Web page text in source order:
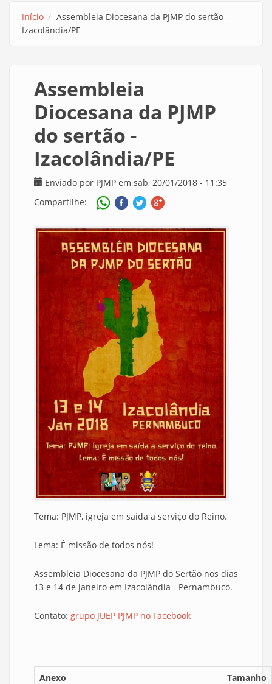
Início
Assembleia Diocesana da PJMP do sertão -
Izacolândia/PE
Assembleia
Diocesana da PJMP
do sertão -
Izacolândia/PE
Enviado por PJMP em sab, 20/01/2018 - 11:35
Compartilhe:
Tema: PJMP, igreja em saída a serviço do Reino.
Lema: É missão de todos nós!
Assembleia Diocesana da PJMP do Sertão nos dias
13 e 14 de janeiro em Izacolândia - Pernambuco.
Contato: grupo JUEP PJMP no Facebook
Anexo Tamanho